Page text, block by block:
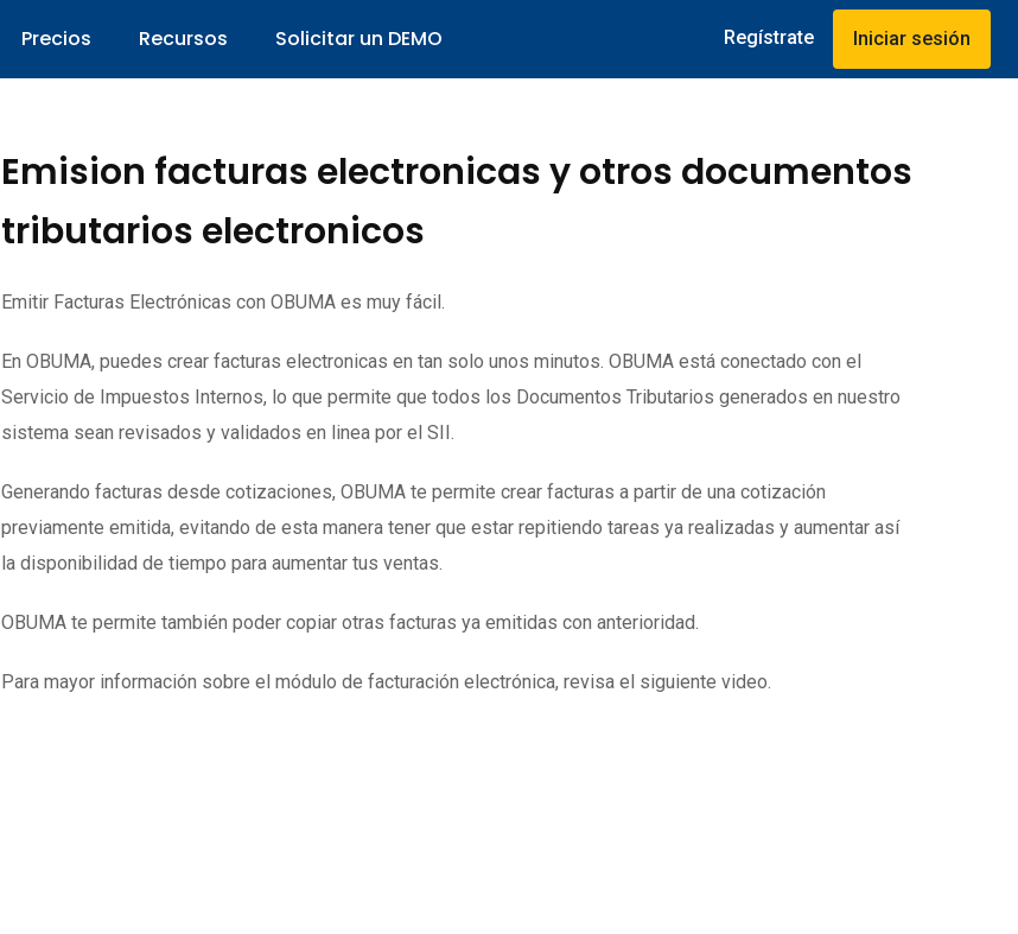
Precios Recursos Solicitar un DEMO Regístrate Iniciar sesión
Emision facturas electronicas y otros documentos
tributarios electronicos
Emitir Facturas Electrónicas con OBUMA es muy fácil.
En OBUMA, puedes crear facturas electronicas en tan solo unos minutos. OBUMA está conectado con el
Servicio de Impuestos Internos, lo que permite que todos los Documentos Tributarios generados en nuestro
sistema sean revisados y validados en linea por el SII.
Generando facturas desde cotizaciones, OBUMA te permite crear facturas a partir de una cotización
previamente emitida, evitando de esta manera tener que estar repitiendo tareas ya realizadas y aumentar así
la disponibilidad de tiempo para aumentar tus ventas.
OBUMA te permite también poder copiar otras facturas ya emitidas con anterioridad.
Para mayor información sobre el módulo de facturación electrónica, revisa el siguiente video.